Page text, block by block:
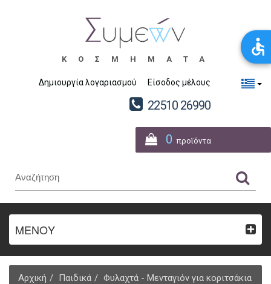
ΚΟΣΜΗΜΑΤΑ
Δημιουργία λογαριασμού Είσοδος μέλους
22510 26990
0 προϊόντα
ΜΕΝΟΥ
Αρχική Παιδικά Φυλαχτά - Μενταγιόν για κοριτσάκια